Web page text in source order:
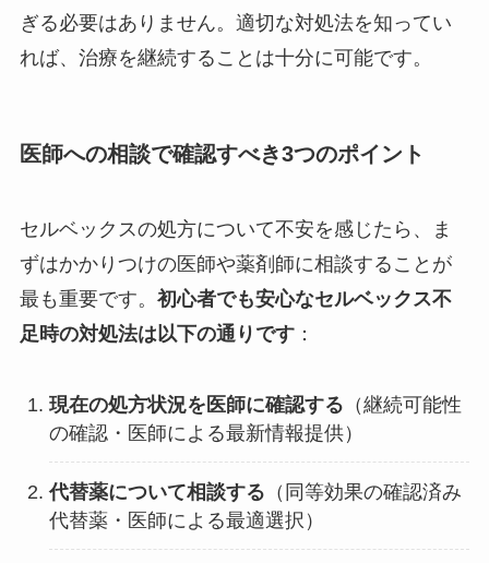
ぎる必要はありません。適切な対処法を知ってい
れば、治療を継続することは十分に可能です。
医師への相談で確認すべき3つのポイント
セルベックスの処方について不安を感じたら、ま
ずはかかりつけの医師や薬剤師に相談することが
最も重要です。 初心者でも安心なセルベックス不
足時の対処法は以下の通りです：
現在の処方状況を医師に確認する （継続可能性
の確認・医師による最新情報提供）
代替薬について相談する （同等効果の確認済み
代替薬・医師による最適選択）